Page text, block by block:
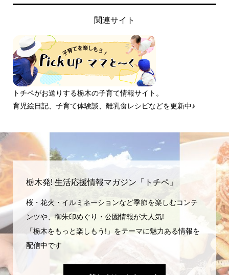
関連サイト
トチペがお送りする栃木の子育て情報サイト。
育児絵日記、子育て体験談、離乳食レシピなどを更新中♪
栃木発! 生活応援情報マガジン「トチペ」
桜・花火・イルミネーションなど季節を楽しむコンテ
ンツや、御朱印めぐり・公園情報が大人気!
「栃木をもっと楽しもう!」をテーマに魅力ある情報を
配信中です